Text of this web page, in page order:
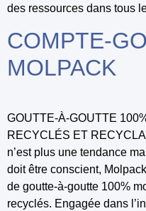
des ressources dans tous
COMPTE-
MOLPACK
GOUTTE-À-GOUTTE
RECYCLÉS ET
n’est plus une tendance
doit être conscient,
de goutte-à-goutte 100%
recyclés. Engagée dans